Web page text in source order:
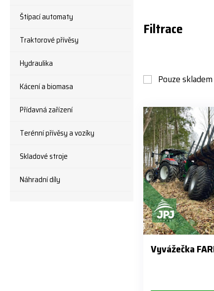
Štípací automaty
Traktorové přívěsy
Hydraulika
Kácení a biomasa
Přídavná zařízení
Terénní přívěsy a vozíky
Skladové stroje
Náhradní díly
Filtrace
Pouze skladem
Vyvážečka